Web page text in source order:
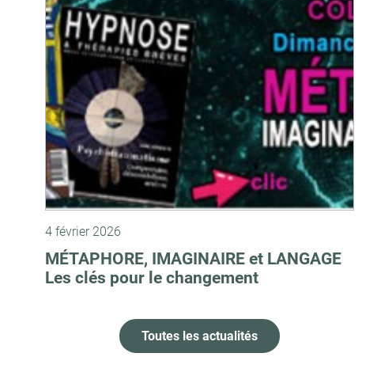
4 février 2026
MÉTAPHORE, IMAGINAIRE et LANGAGE
Les clés pour le changement
Toutes les actualités